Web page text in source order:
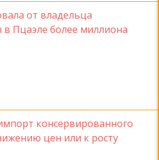
от владельца
Пцаэле более миллиона
консервированного
цен или к росту